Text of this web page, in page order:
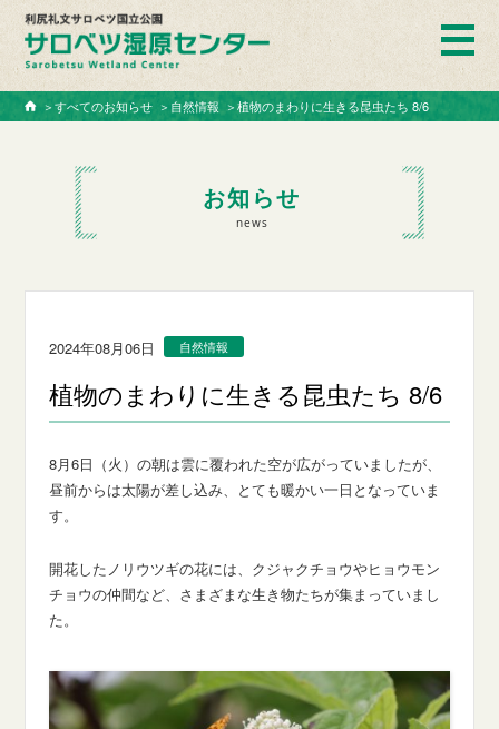
ホーム
＞すべてのお知らせ ＞ 自然情報 ＞植物のまわりに生きる昆虫たち 8/6
お知らせ
news
2024年08月06日 自然情報
植物のまわりに生きる昆虫たち 8/6
8月6日（火）の朝は雲に覆われた空が広がっていましたが、
昼前からは太陽が差し込み、とても暖かい一日となっていま
す。
開花したノリウツギの花には、クジャクチョウやヒョウモン
チョウの仲間など、さまざまな生き物たちが集まっていまし
た。